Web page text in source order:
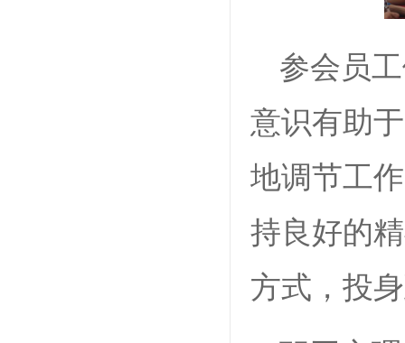
参会员
意识有助
地调节工
持良好的
方式，投